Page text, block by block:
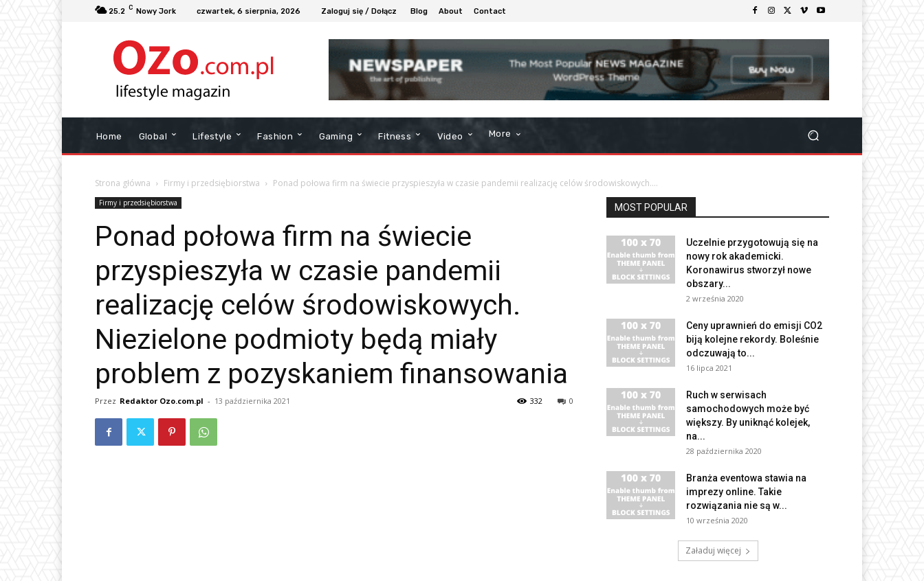
25.2 C Nowy Jork czwartek, 6 sierpnia, 2026 Zaloguj się / Dołącz Blog About Contact
Home Global Lifestyle Fashion Gaming Fitness Video More
Strona główna Firmy i przedsiębiorstwa Ponad połowa firm na świecie przyspieszyła w czasie pandemii realizację celów środowiskowych....
Firmy i przedsiębiorstwa
Ponad połowa firm na świecie
przyspieszyła w czasie pandemii
realizację celów środowiskowych.
Niezielone podmioty będą miały
problem z pozyskaniem finansowania
Przez Redaktor Ozo.com.pl - 13 października 2021 0
332
MOST POPULAR
Uczelnie przygotowują się na
nowy rok akademicki.
Koronawirus stworzył nowe
obszary...
2 września 2020
Ceny uprawnień do emisji CO2
biją kolejne rekordy. Boleśnie
odczuwają to...
16 lipca 2021
Ruch w serwisach
samochodowych może być
większy. By uniknąć kolejek,
na...
28 października 2020
Branża eventowa stawia na
imprezy online. Takie
rozwiązania nie są w...
10 września 2020
Załaduj więcej